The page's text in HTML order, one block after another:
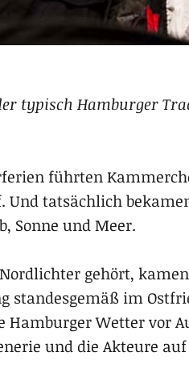
typisch Hamburger
führten
Und tatsächlich
Sonne und Meer.
gehört,
standesgemäß im
Hamburger Wetter vor
und die Akteure